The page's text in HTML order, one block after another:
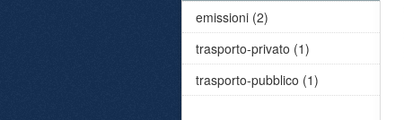
emissioni (2)
trasporto-privato (1)
trasporto-pubblico (1)